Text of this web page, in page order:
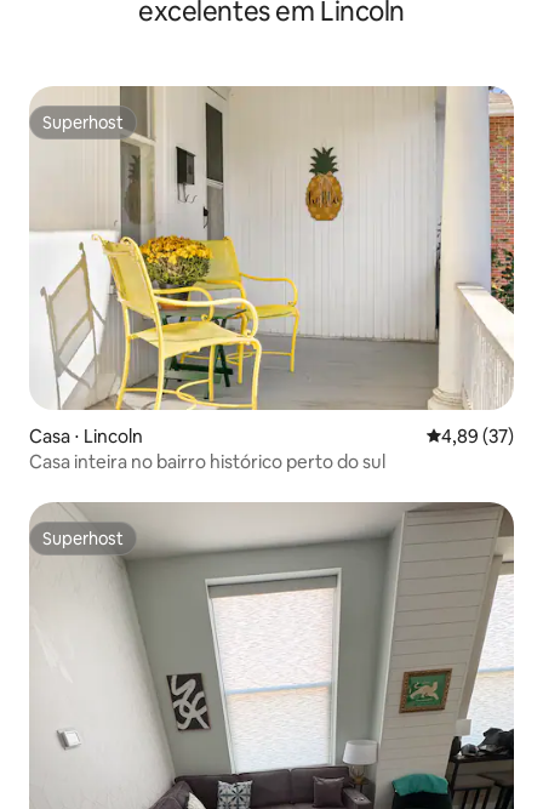
excelentes em Lincoln
Superhost
Superhost
Casa ⋅ Lincoln 4,89 de uma
4,89 (37)
Casa inteira no bairro histórico perto do sul
Superhost
Superhost